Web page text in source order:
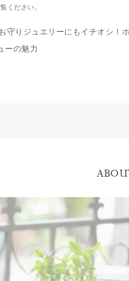
ください 。
守りジュエリーにもイチオシ！
ーの魅力